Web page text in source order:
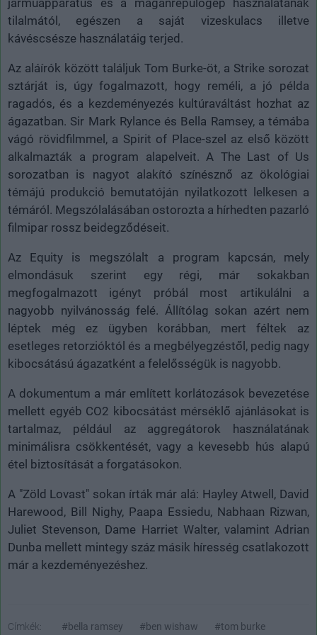
járműapparátus és a magánrepülőgép használatának
tilalmától, egészen a saját vizeskulacs illetve
kávéscsésze használatáig terjed.
Az aláírók között találjuk Tom Burke-öt, a Strike sorozat
sztárját is, úgy fogalmazott, hogy reméli, a jó példa
ragadós, és a kezdeményezés kultúraváltást hozhat az
ágazatban. Sir Mark Rylance és Bella Ramsey, a témába
vágó rövidfilmmel, a Spirit of Place-szel az első között
alkalmazták a program alapelveit. A The Last of Us
sorozatban is nagyot alakító színésznő az ökológiai
témájú produkció bemutatóján nyilatkozott lelkesen a
témáról. Megszólalásában ostorozta a hírhedten pazarló
filmipar rossz beidegződéseit.
Az Equity is megszólalt a program kapcsán, mely
elmondásuk szerint egy régi, már sokakban
megfogalmazott igényt próbál most artikulálni a
nagyobb nyilvánosság felé. Állítólag sokan azért nem
léptek még ez ügyben korábban, mert féltek az
esetleges retorzióktól és a megbélyegzéstől, pedig nagy
kibocsátású ágazatként a felelősségük is nagyobb.
A dokumentum a már említett korlátozások bevezetése
mellett egyéb CO2 kibocsátást mérséklő ajánlásokat is
tartalmaz, például az aggregátorok használatának
minimálisra csökkentését, vagy a kevesebb hús alapú
étel biztosítását a forgatásokon.
A "Zöld Lovast" sokan írták már alá: Hayley Atwell, David
Harewood, Bill Nighy, Paapa Essiedu, Nabhaan Rizwan,
Juliet Stevenson, Dame Harriet Walter, valamint Adrian
Dunba mellett mintegy száz másik híresség csatlakozott
már a kezdeményezéshez.
Címkék: #bella ramsey #ben wishaw #tom burke